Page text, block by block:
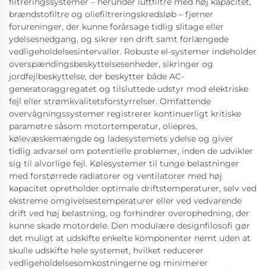
brændstofiltre og oliefiltreringskredsløb – fjerner
forureninger, der kunne forårsage tidlig slitage eller
ydelsesnedgang, og sikrer ren drift samt forlængede
vedligeholdelsesintervaller. Robuste el-systemer indeholder
overspændingsbeskyttelsesenheder, sikringer og
jordfejlbeskyttelse, der beskytter både AC-
generatoraggregatet og tilsluttede udstyr mod elektriske
fejl eller strømkvalitetsforstyrrelser. Omfattende
overvågningssystemer registrerer kontinuerligt kritiske
parametre såsom motortemperatur, oliepres,
kølevæskemængde og ladesystemets ydelse og giver
tidlig advarsel om potentielle problemer, inden de udvikler
sig til alvorlige fejl. Kølesystemer til tunge belastninger
med forstørrede radiatorer og ventilatorer med høj
kapacitet opretholder optimale driftstemperaturer, selv ved
ekstreme omgivelsestemperaturer eller ved vedvarende
drift ved høj belastning, og forhindrer overophedning, der
kunne skade motordele. Den modulære designfilosofi gør
det muligt at udskifte enkelte komponenter nemt uden at
skulle udskifte hele systemet, hvilket reducerer
vedligeholdelsesomkostningerne og minimerer